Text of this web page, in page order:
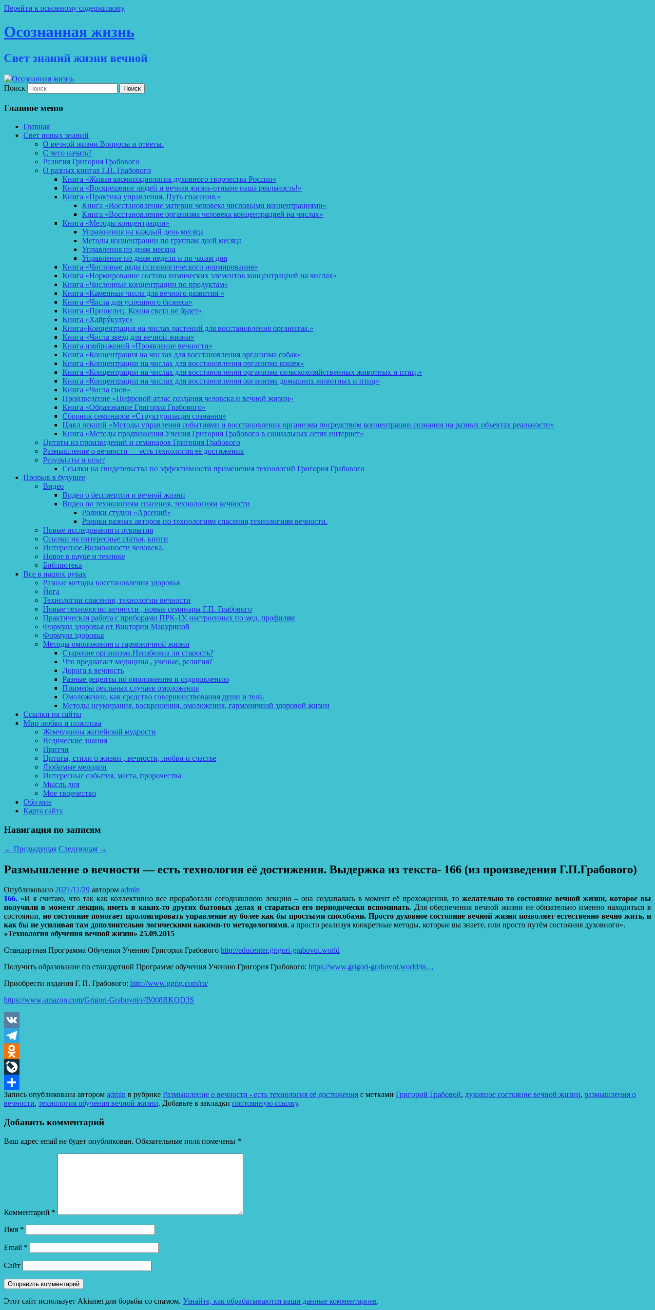
Перейти к основному содержимому
Осознанная жизнь
Свет знаний жизни вечной
Поиск
Главное меню
Главная
Свет новых знаний
О вечной жизни.Вопросы и ответы.
С чего начать?
Религия Григория Грабового
О разных книгах Г.П. Грабового
Книга «Живая космосоциология духовного творчества России»
Книга «Воскрешение людей и вечная жизнь-отныне наша реальность!»
Книга «Практика управления. Путь спасения.»
Книга «Восстановление материи человека числовыми концентрациями»
Книга «Восстановление организма человека концентрацией на числах»
Книга «Методы концентрации»
Упражнения на каждый день месяца
Методы концентрации по группам дней месяца
Управления по дням месяца
Управление по дням недели и по часам дня
Книга «Числовые ряды психологического нормирования»
Книга «Нормирование состава химических элементов концентрацией на числах»
Книга «Численные концентрации по продуктам»
Книга «Каменные числа для вечного развития «
Книга «Числа для успешного бизнеса»
Книга «Пришелец. Конца света не будет»
Книга «Хайрýкулус»
Книга»Концентрация на числах растений для восстановления организма.»
Книга «Числа звезд для вечной жизни»
Книга изображений «Проявление вечности»
Книга «Концентрация на числах для восстановления организма собак»
Книга «Концентрации на числах для восстановления организма кошек»
Книга «Концентрации на числах для восстановления организма сельскохозяйственных животных и птиц.»
Книга «Концентрации на числах для восстановления организма домашних животных и птиц»
Книга «Числа снов»
Произведение «Цифровой атлас создания человека и вечной жизни»
Книга «Образование Григория Грабового»
Сборник семинаров «Структуризация сознания»
Цикл лекций «Методы управления событиями и восстановления организма посредством концентрации сознания на разных объектах реальности»
Книга «Методы продвижения Учения Григория Грабового в социальных сетях интернет»
Цитаты из произведений и семинаров Григория Грабового
Размышление о вечности — есть технология её достижения
Результаты и опыт
Ссылки на свидетельства по эффективности применения технологий Григория Грабового
Прорыв в будущее
Видео
Видео о бессмертии и вечной жизни
Видео по технологиям спасения, технологиям вечности
Ролики студии «Арсений»
Ролики разных авторов по технологиям спасения,технологиям вечности.
Новые исследования и открытия
Ссылки на интересные статьи, книги
Интересное.Возможности человека.
Новое в науке и технике
Библиотека
Все в наших руках
Разные методы восстановления здоровья
Йога
Технологии спасения, технологии вечности
Новые технологии вечности , новые семинары Г.П. Грабового
Практическая работа с приборами ПРК-1У, настроенных по мед. профилям
Формула здоровья от Виктории Макуриной
Формула здоровья
Методы омоложения и гармоничной жизни
Старение организма.Неизбежна ли старость?
Что предлагает медицина , ученые, религия?
Дорога в вечность
Разные рецепты по омоложению и оздоровлению
Примеры реальных случаев омоложения
Омоложение, как средство совершенствования души и тела.
Методы неумирания, воскрешения, омоложения, гармоничной здоровой жизни
Ссылки на сайты
Мир любви и позитива
Жемчужины житейской мудрости
Ведические знания
Притчи
Цитаты, стихи о жизни , вечности, любви и счастье
Любимые мелодии
Интересные события, места, пророчества
Мысль дня
Мое творчество
Обо мне
Карта сайта
Навигация по записям
← Предыдущая Следующая →
Размышление о вечности — есть технология её достижения. Выдержка из текста- 166 (из произведения Г.П.Грабового)
Опубликовано 2021/11/29 автором admin
166. «И я считаю, что так как коллективно все проработали сегодняшнюю лекцию – она создавалась в момент её прохождения, то желательно то состояние вечной жизни, которое вы
получили в момент лекции, иметь в каких-то других бытовых делах и стараться его периодически вспоминать. Для обеспечения вечной жизни не обязательно именно находиться в
состоянии, но состояние помогает пролонгировать управление ну более как бы простыми способами. Просто духовное состояние вечной жизни позволяет естественно вечно жить, и
как бы не усиливая там дополнительно логическими какими-то методологиями, а просто реализуя конкретные методы, которые вы знаете, или просто путём состояния духовного».
«Технология обучения вечной жизни» 25.09.2015
Стандартная Программа Обучения Учению Григория Грабового http://educenter.grigori-grabovoi.world
Получить образование по стандартной Программе обучения Учению Григория Грабового: https://www.grigori-grabovoi.world/in…
Приобрести издания Г. П. Грабового: http://www.ggrig.com/ru/
https://www.amazon.com/Grigori-Grabovoi/e/B008RKQD3S
VK
Telegram
Odnoklassniki
LiveJournal
Отправить
Запись опубликована автором admin в рубрике Размышление о вечности - есть технология её достижения с метками Григорий Грабовой, духовное состояние вечной жизни, размышления о
вечности, технология обучения вечной жизни. Добавьте в закладки постоянную ссылку.
Добавить комментарий
Ваш адрес email не будет опубликован. Обязательные поля помечены *
Комментарий *
Имя *
Email *
Сайт
Этот сайт использует Akismet для борьбы со спамом. Узнайте, как обрабатываются ваши данные комментариев.